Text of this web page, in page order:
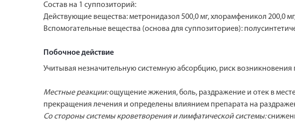
Состав на 1 суппозиторий:
Действующие вещества: метронидазол 500,0 мг, хлорамфеникол 200,0
Вспомогательные вещества (основа для суппозиториев):
Побочное действие
Учитывая незначительную системную абсорбцию, риск
Mестные реакции:ощущениe жжения, боль, раздражение и отек в
прекращения лечения и определены влиянием препарата на
Со стороны системы кроветворения и лимфатической системы: